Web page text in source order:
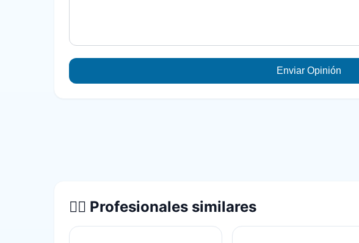
Enviar Opinión
👨‍⚕️ Profesionales similares